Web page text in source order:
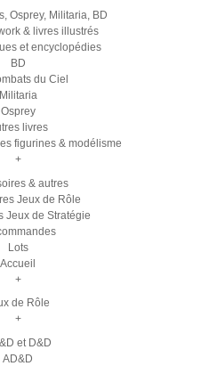
Osprey, Militaria, BD
& livres illustrés
et encyclopédies
BD
du Ciel
Militaria
Osprey
livres
figurines & modélisme
+
& autres
Jeux de Rôle
Jeux de Stratégie
Lots
Accueil
+
de Rôle
+
et D&D
AD&D